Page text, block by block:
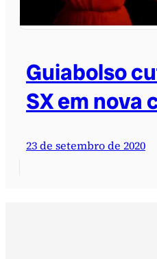
Guiabolso
SX em nova
23 de setembro de 2020